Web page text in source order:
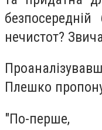
нечистот?
Плешко
"По-перше,